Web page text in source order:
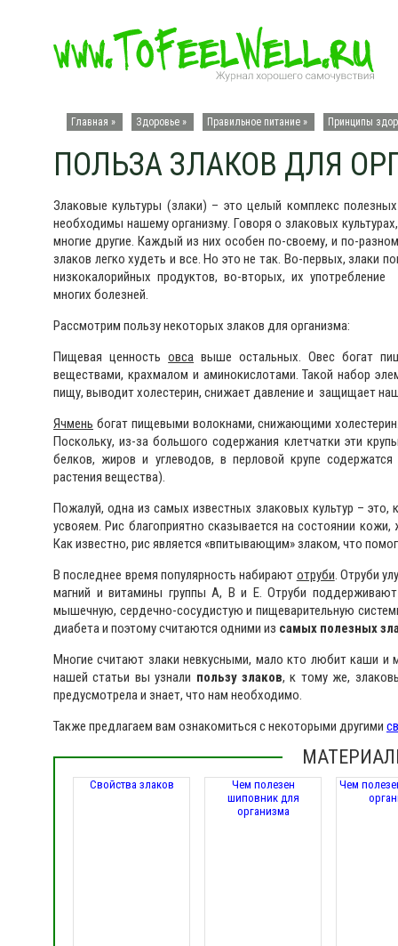
Главная » Здоровье » Правильное питание » Принципы
ПОЛЬЗА ЗЛАКОВ ДЛЯ
Злаковые культуры (злаки) – это целый комплекс
необходимы нашему организму. Говоря о злаковых
многие другие. Каждый из них особен по-своему, и по-
злаков легко худеть и все. Но это не так. Во-первых, злаки
низкокалорийных продуктов, во-вторых, их употребление
многих болезней.
Рассмотрим пользу некоторых злаков для организма:
Пищевая ценностьовса выше остальных. Овес богат
веществами, крахмалом и аминокислотами. Такой набор
пищу, выводит холестерин, снижает давление и защищает
Ячмень богат пищевыми волокнами, снижающими
Поскольку, из-за большого содержания клетчатки эти
белков, жиров и углеводов, в перловой крупе
растения вещества).
Пожалуй, одна из самых известных злаковых культур – это,
усвояем. Рис благоприятно сказывается на состоянии
Как известно, рис является «впитывающим» злаком, что
В последнее время популярность набирают отруби. Отруби
магний и витамины группы А, В и Е. Отруби
мышечную, сердечно-сосудистую и пищеварительную
диабета и поэтому считаются одними из самых полезных
Многие считают злаки невкусными, мало кто любит каши и
нашей статьи вы узнали пользу злаков, к тому же,
предусмотрела и знает, что нам необходимо.
Также предлагаем вам ознакомиться с некоторыми другими
Свойства злаков
Чем полезен
шиповник для
организма
Чем